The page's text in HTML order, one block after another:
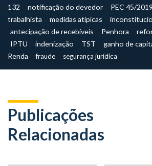
132
notificação do devedor PEC 45/2019
trabalhista
medidas atípicas
antecipação de recebíveis
Penhora
IPTU
indenização TST ganho de
Renda
fraude segurança jurídica
Publicações
Relacionadas